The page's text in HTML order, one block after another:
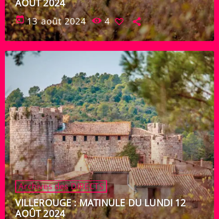
AOÛT 2024
today 13 août 2024 4
Archives des DIRECTS
VILLEROUGE : MATINULE DU LUNDI 12
AOÛT 2024